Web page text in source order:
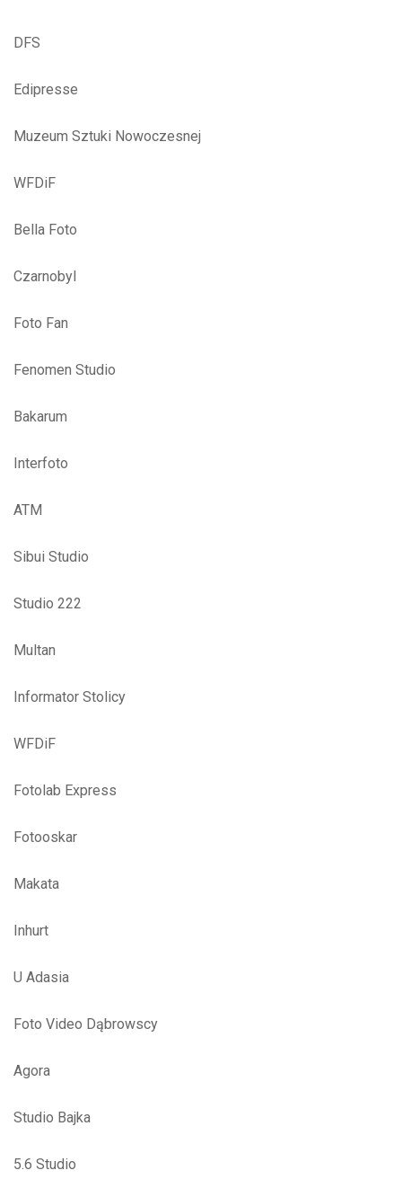
DFS
Edipresse
Muzeum Sztuki Nowoczesnej
WFDiF
Bella Foto
Czarnobyl
Foto Fan
Fenomen Studio
Bakarum
Interfoto
ATM
Sibui Studio
Studio 222
Multan
Informator Stolicy
WFDiF
Fotolab Express
Fotooskar
Makata
Inhurt
U Adasia
Foto Video Dąbrowscy
Agora
Studio Bajka
5.6 Studio